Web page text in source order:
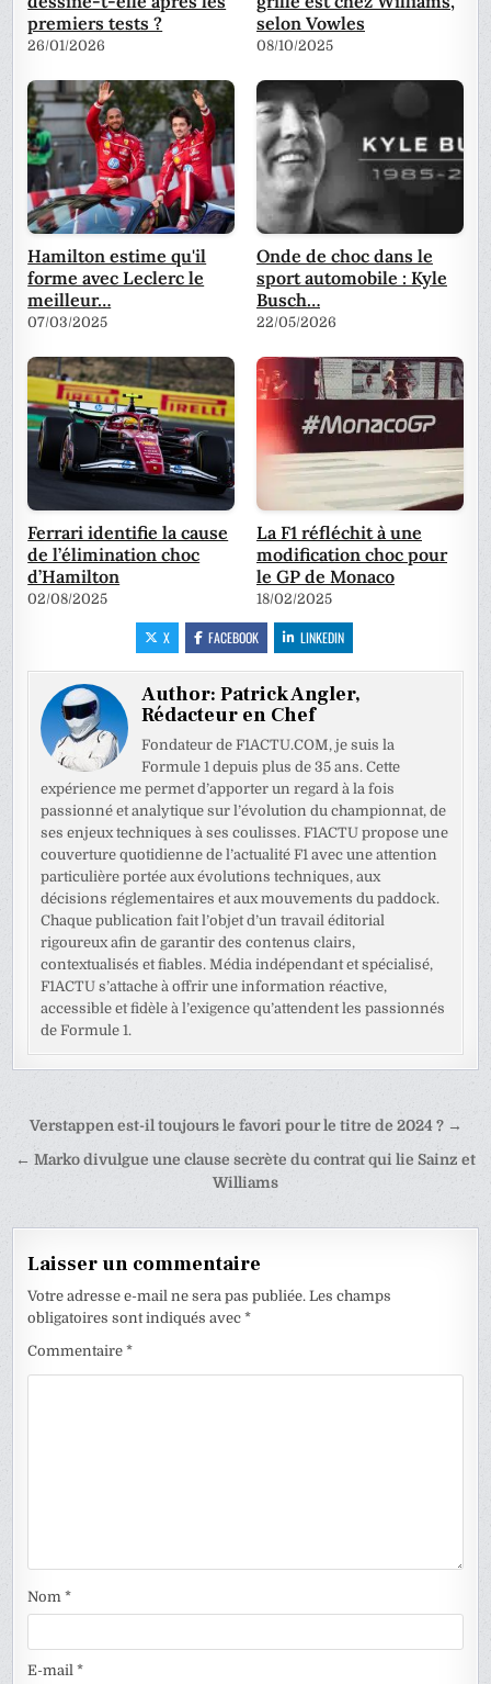
premiers tests ?
26/01/2026
selon Vowles
08/10/2025
Hamilton estime qu'il
forme avec Leclerc le
meilleur…
07/03/2025
Onde de choc dans le
sport automobile : Kyle
Busch…
22/05/2026
Ferrari identifie la cause
de l’élimination choc
d’Hamilton
02/08/2025
La F1 réfléchit à une
modification choc pour
le GP de Monaco
18/02/2025
X FACEBOOK LINKEDIN
Author:Patrick Angler,
Rédacteur en Chef
Fondateur de F1ACTU.COM, je suis la
Formule 1 depuis plus de 35 ans. Cette
expérience me permet d’apporter un regard à la fois
passionné et analytique sur l’évolution du championnat, de
ses enjeux techniques à ses coulisses. F1ACTU propose une
couverture quotidienne de l’actualité F1 avec une attention
particulière portée aux évolutions techniques, aux
décisions réglementaires et aux mouvements du paddock.
Chaque publication fait l’objet d’un travail éditorial
rigoureux afin de garantir des contenus clairs,
contextualisés et fiables. Média indépendant et spécialisé,
F1ACTU s’attache à offrir une information réactive,
accessible et fidèle à l’exigence qu’attendent les passionnés
de Formule 1.
Navigation
de
Verstappen est-il toujours le favori pour le titre de 2024 ? →
← Marko divulgue une clause secrète du contrat qui lie Sainz et
Williams
Laisser un commentaire
Votre adresse e-mail ne sera pas publiée. Les champs
obligatoires sont indiqués avec*
Commentaire*
Nom*
E-mail*